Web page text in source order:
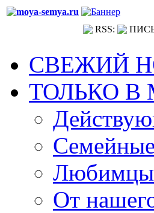
RSS:
СВЕЖИЙ
ТОЛЬКО В
Любимцы
От